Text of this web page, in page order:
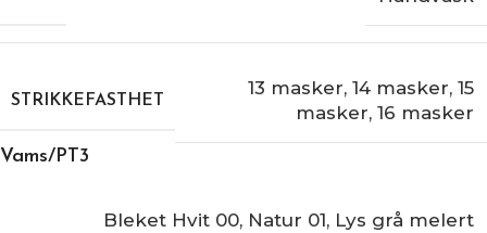
STRIKKEFASTHET
13 masker, 14 masker, 15
masker, 16 masker
Vams/PT3
Bleket Hvit 00, Natur 01, Lys grå melert